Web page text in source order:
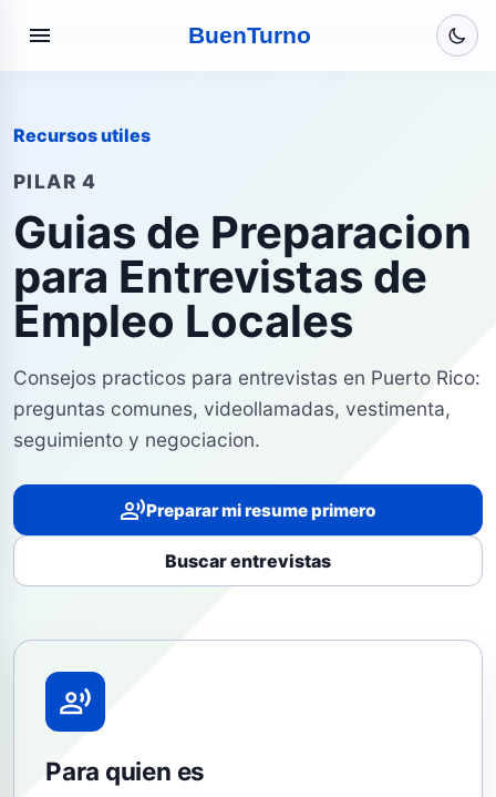
menu BuenTurno
Recursos utiles
PILAR 4
Guias de Preparacion
para Entrevistas de
Empleo Locales
Consejos practicos para entrevistas en Puerto Rico:
preguntas comunes, videollamadas, vestimenta,
seguimiento y negociacion.
record_voice_overPreparar mi resume primero
Buscar entrevistas
record_voice_over
Para quien es